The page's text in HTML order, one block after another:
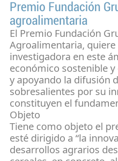
Premio Fundación
agroalimentaria
El Premio Fundación
Agroalimentaria,
investigadora en este
económico sostenible
y apoyando la difusión
sobresalientes por su
constituyen el
Objeto
Tiene como objeto el
esté dirigido a “la
desarrollos agrarios